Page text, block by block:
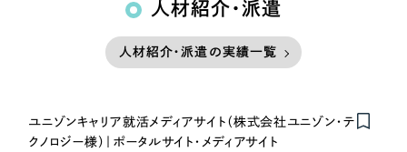
人材紹介・派遣
人材紹介・派遣の実績一覧
ユニゾンキャリア就活メディアサイト（株式会社ユニゾン・テ
クノロジー様）｜ポータルサイト・メディアサイト